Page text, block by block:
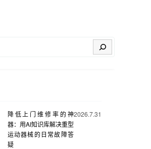
降低上门维修率的神
器：用AI知识库解决重型
运动器械的日常故障答
疑
2026.7.31